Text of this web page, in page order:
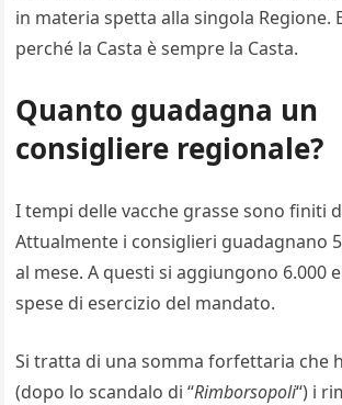
in materia spetta alla singola Regione.
perché la Casta è sempre la Casta.
Quanto guadagna un
consigliere regionale?
I tempi delle vacche grasse sono finiti
Attualmente i consiglieri guadagnano
al mese. A questi si aggiungono 6.000
spese di esercizio del mandato.
Si tratta di una somma forfettaria che
(dopo lo scandalo di “Rimborsopoli“) i